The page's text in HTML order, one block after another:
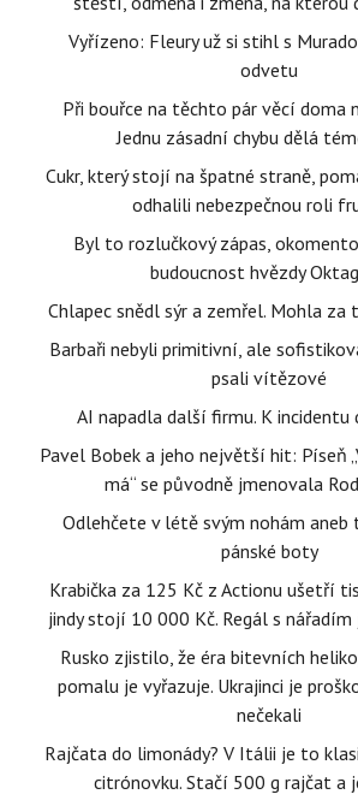
Vyřízeno: Fleury už si stihl s
odvetu
Při bouřce na těchto pár věcí doma
Jednu zásadní chybu dělá
Cukr, který stojí na špatné straně,
odhalili nebezpečnou roli
Byl to rozlučkový zápas,
budoucnost hvězdy
Chlapec snědl sýr a zemřel. Mohla za
Barbaři nebyli primitivní, ale
psali vítězové
AI napadla další firmu. K
Pavel Bobek a jeho největší hit: Píseň
má“ se původně jmenovala
Odlehčete v létě svým nohám aneb
pánské boty
Krabička za 125 Kč z Actionu ušetří
jindy stojí 10 000 Kč. Regál s nářadím
Rusko zjistilo, že éra bitevních
pomalu je vyřazuje. Ukrajinci je
nečekali
Rajčata do limonády? V Itálii je to
citrónovku. Stačí 500 g rajčat a